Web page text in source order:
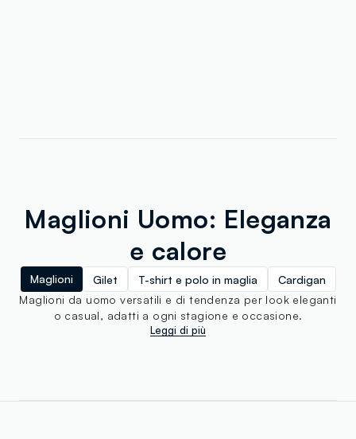
Maglioni Uomo: Eleganza
e calore
Maglioni Gilet T-shirt e polo in maglia
Cardigan
Maglioni da uomo versatili e di tendenza per look eleganti
o casual, adatti a ogni stagione e occasione.
Leggi di più